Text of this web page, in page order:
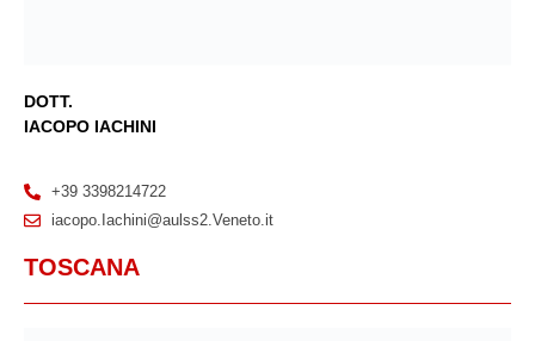
DOTT.
IACOPO IACHINI
+39 3398214722
iacopo.Iachini@aulss2.Veneto.it
TOSCANA